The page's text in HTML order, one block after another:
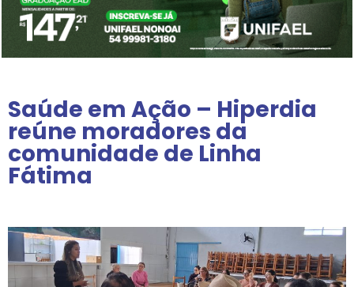
Saúde em Ação – Hiperdia
reúne moradores da
comunidade de Linha
Fátima